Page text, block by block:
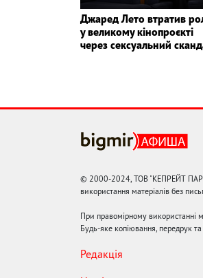
Джаред Лето втратив
у великому кінопроєкті
через сексуальний
© 2000-2024, ТОВ "КЕПРЕЙТ
використання матеріалів без
При правомірному використанні
Будь-яке копіювання, передрук
Редакція